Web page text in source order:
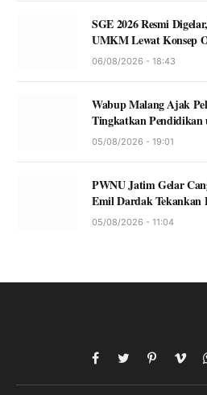
SGE 2026 Resmi
UMKM Lewat Konsep
06/08/2026 - 18:43
Wabup Malang Ajak
Tingkatkan Pendidikan
05/08/2026 - 19:01
PWNU Jatim Gelar
Emil Dardak Tekankan
05/08/2026 - 11:04
Facebook
TwitterPinterest